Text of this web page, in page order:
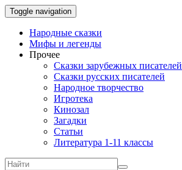
Toggle navigation
Народные сказки
Мифы и легенды
Прочее
Сказки зарубежных писателей
Сказки русских писателей
Народное творчество
Игротека
Кинозал
Загадки
Статьи
Литература 1-11 классы